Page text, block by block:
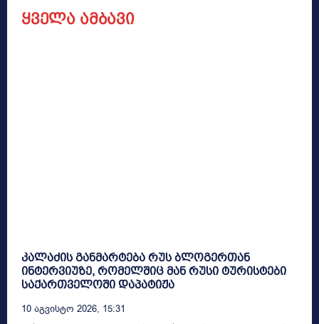
ყველა ამბავი
კალაძის განმარტება რუს ბლოგერთან
ინტერვიუზე, რომელშიც მან რუსი ტურისტები
საქართველოში დაპატიჟა
10 Აგვისტო 2026, 15:31